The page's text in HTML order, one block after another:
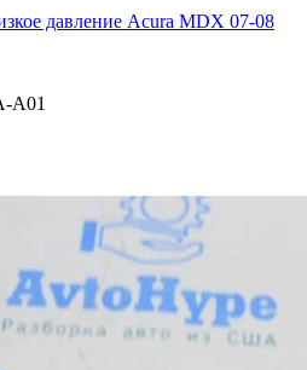
давление Acura MDX 07-08
A01